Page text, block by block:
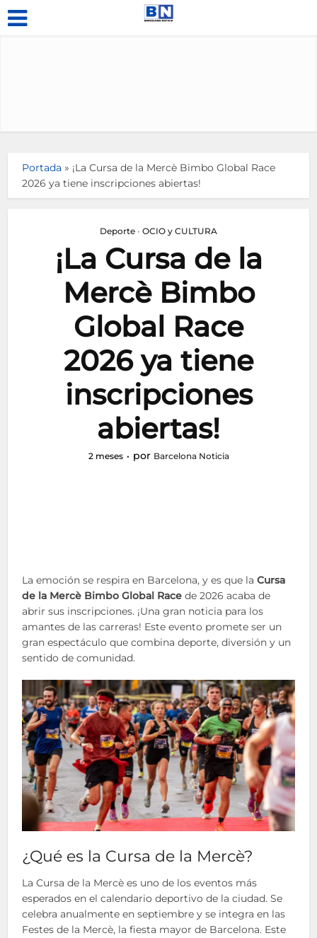
Portada » ¡La Cursa de la Mercè Bimbo Global Race
2026 ya tiene inscripciones abiertas!
Deporte • OCIO y CULTURA
¡La Cursa de la
Mercè Bimbo
Global Race
2026 ya tiene
inscripciones
abiertas!
2 meses por Barcelona Noticia
La emoción se respira en Barcelona, y es que laCursa
de la Mercè Bimbo Global Race de 2026 acaba de
abrir sus inscripciones. ¡Una gran noticia para los
amantes de las carreras! Este evento promete ser un
gran espectáculo que combina deporte, diversión y un
sentido de comunidad.
¿Qué es la Cursa de la Mercè?
La Cursa de la Mercè es uno de los eventos más
esperados en el calendario deportivo de la ciudad. Se
celebra anualmente en septiembre y se integra en las
Festes de la Mercè, la fiesta mayor de Barcelona. Este